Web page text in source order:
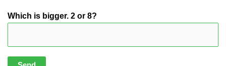
Which is bigger. 2 or 8?